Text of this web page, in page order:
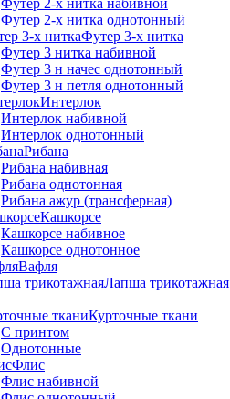
Футер 2-х нитка набивной
Футер 2-х нитка однотонный
Футер 3-х нитка
Футер 3 нитка набивной
Футер 3 н начес однотонный
Футер 3 н петля однотонный
Интерлок
Интерлок набивной
Интерлок однотонный
Рибана
Рибана набивная
Рибана однотонная
Рибана ажур (трансферная)
Кашкорсе
Кашкорсе набивное
Кашкорсе однотонное
Вафля
Лапша трикотажная
Курточные ткани
С принтом
Однотонные
Флис
Флис набивной